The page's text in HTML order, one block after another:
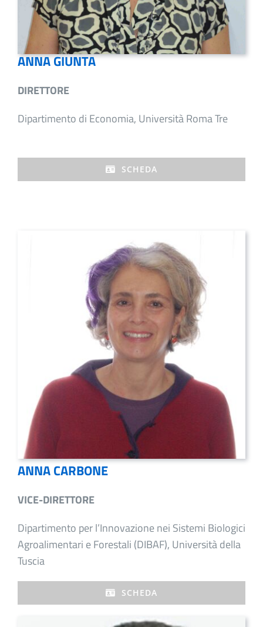
ANNA GIUNTA
DIRETTORE
Dipartimento di Economia, Università Roma Tre
SCHEDA
ANNA CARBONE
VICE-DIRETTORE
Dipartimento per l’Innovazione nei Sistemi Biologici
Agroalimentari e Forestali (DIBAF), Università della
Tuscia
SCHEDA